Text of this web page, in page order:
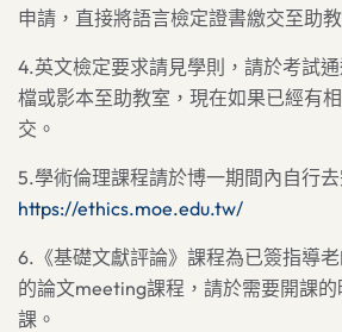
申請，直接將語言檢定證書繳交至助
4.英文檢定要求請見學則，請於考試
檔或影本至助教室，現在如果已經有
交。
5.學術倫理課程請於博一期間內自行去
https://ethics.moe.edu.tw/
6.《基礎文獻評論》課程為已簽指導
的論文meeting課程，請於需要開課
課。